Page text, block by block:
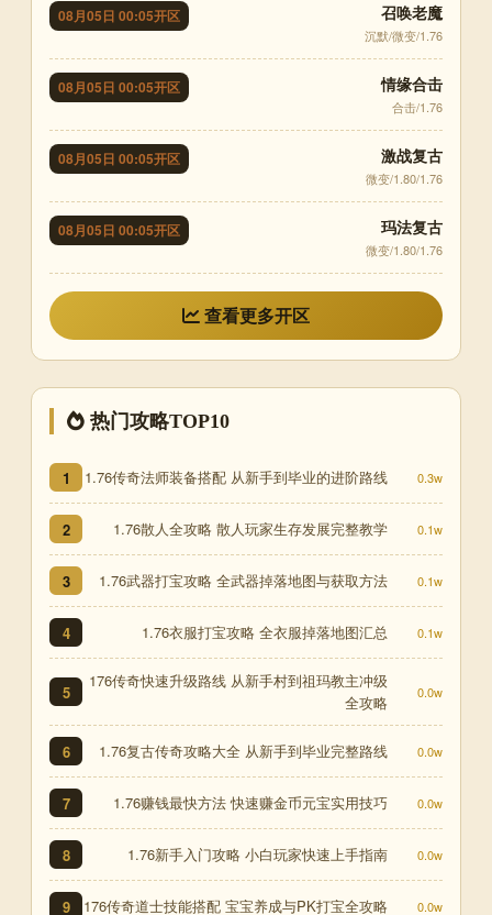
08月05日 00:05开区 召唤老魔
沉默/微变/1.76
08月05日 00:05开区 情缘合击
合击/1.76
08月05日 00:05开区 激战复古
微变/1.80/1.76
08月05日 00:05开区 玛法复古
微变/1.80/1.76
查看更多开区
热门攻略TOP10
1 1.76传奇法师装备搭配 从新手到毕业的进阶路线 0.3w
2 1.76散人全攻略 散人玩家生存发展完整教学 0.1w
3 1.76武器打宝攻略 全武器掉落地图与获取方法 0.1w
4 1.76衣服打宝攻略 全衣服掉落地图汇总 0.1w
5
176传奇快速升级路线 从新手村到祖玛教主冲级
全攻略
0.0w
6 1.76复古传奇攻略大全 从新手到毕业完整路线 0.0w
7 1.76赚钱最快方法 快速赚金币元宝实用技巧 0.0w
8 1.76新手入门攻略 小白玩家快速上手指南 0.0w
9 176传奇道士技能搭配 宝宝养成与PK打宝全攻略 0.0w